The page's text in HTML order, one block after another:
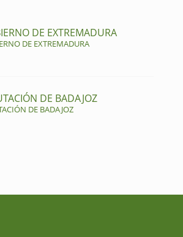
DE EXTREMADURA
DE EXTREMADURA
DE BADAJOZ
DE BADAJOZ